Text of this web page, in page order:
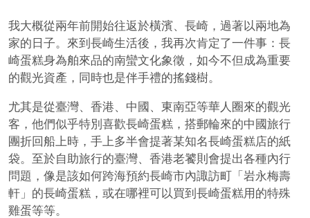
我大概從兩年前開始往返於橫濱、長崎，過著以兩地為
家的日子。來到長崎生活後，我再次肯定了一件事：長
崎蛋糕身為舶來品的南蠻文化象徵，如今不但成為重要
的觀光資產，同時也是伴手禮的搖錢樹。
尤其是從臺灣、香港、中國、東南亞等華人圈來的觀光
客，他們似乎特別喜歡長崎蛋糕，搭郵輪來的中國旅行
團折回船上時，手上多半會提著某知名長崎蛋糕店的紙
袋。至於自助旅行的臺灣、香港老饕則會提出各種內行
問題，像是該如何跨海預約長崎市內諏訪町「岩永梅壽
軒」的長崎蛋糕，或在哪裡可以買到長崎蛋糕用的特殊
雞蛋等等。